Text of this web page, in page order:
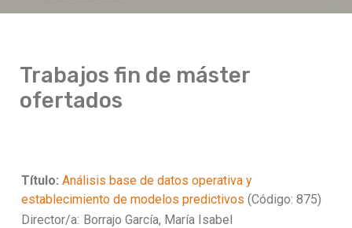
Trabajos fin de máster
ofertados
Título: Análisis base de datos operativa y
establecimiento de modelos predictivos (Código: 875)
Director/a: Borrajo García, María Isabel